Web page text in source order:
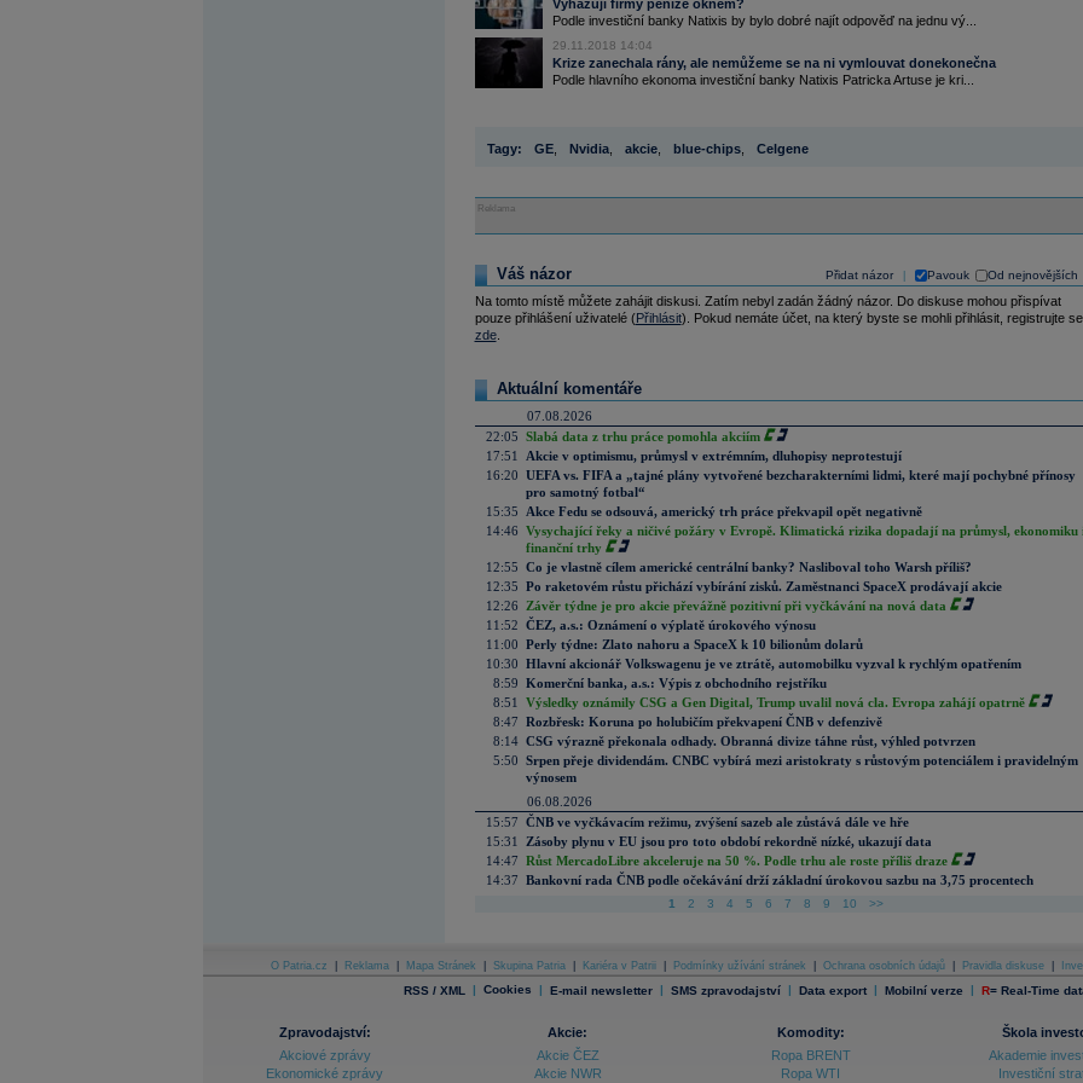
Vyhazují firmy peníze oknem?
Podle investiční banky Natixis by bylo dobré najít odpověď na jednu vý...
29.11.2018 14:04
Krize zanechala rány, ale nemůžeme se na ni vymlouvat donekonečna
Podle hlavního ekonoma investiční banky Natixis Patricka Artuse je kri...
Tagy: GE, Nvidia, akcie, blue-chips, Celgene
Reklama
Přidat názor Pavouk Od nejnovějších
Váš názor
Na tomto místě můžete zahájit diskusi. Zatím nebyl zadán žádný názor. Do diskuse mohou přispívat
pouze přihlášení uživatelé (Přihlásit). Pokud nemáte účet, na který byste se mohli přihlásit, registrujte se
zde.
Aktuální komentáře
07.08.2026
22:05 Slabá data z trhu práce pomohla akciím
17:51
Akcie v optimismu, průmysl v extrémním, dluhopisy neprotestují
16:20 UEFA vs. FIFA a „tajné plány vytvořené bezcharakterními lidmi, které mají pochybné přínosy
pro samotný fotbal“
15:35
Akce Fedu se odsouvá, americký trh práce překvapil opět negativně
14:46 Vysychající řeky a ničivé požáry v Evropě. Klimatická rizika dopadají na průmysl, ekonomiku
finanční trhy
12:55 Co je vlastně cílem americké centrální banky? Nasliboval toho Warsh příliš?
12:35 Po raketovém růstu přichází vybírání zisků. Zaměstnanci SpaceX prodávají akcie
12:26
Závěr týdne je pro akcie převážně pozitivní při vyčkávání na nová data
11:52 ČEZ, a.s.: Oznámení o výplatě úrokového výnosu
11:00 Perly týdne: Zlato nahoru a SpaceX k 10 bilionům dolarů
10:30 Hlavní akcionář Volkswagenu je ve ztrátě, automobilku vyzval k rychlým opatřením
8:59 Komerční banka, a.s.: Výpis z obchodního rejstříku
8:51
Výsledky oznámily CSG a Gen Digital, Trump uvalil nová cla. Evropa zahájí opatrně
8:47 Rozbřesk: Koruna po holubičím překvapení ČNB v defenzivě
8:14 CSG výrazně překonala odhady. Obranná divize táhne růst, výhled potvrzen
5:50 Srpen přeje dividendám. CNBC vybírá mezi aristokraty s růstovým potenciálem i pravidelným
výnosem
06.08.2026
15:57 ČNB ve vyčkávacím režimu, zvýšení sazeb ale zůstává dále ve hře
15:31
Zásoby plynu v EU jsou pro toto období rekordně nízké, ukazují data
14:47 Růst MercadoLibre akceleruje na 50 %. Podle trhu ale roste příliš draze
14:37 Bankovní rada ČNB podle očekávání drží základní úrokovou sazbu na 3,75 procentech
1 2 3 4 5 6 7 8 9 10 >>
O Patria.cz Reklama Mapa Stránek Skupina Patria Kariéra v Patrii Podmínky užívání stránek Ochrana osobních údajů Pravidla diskuse
RSS / XML | Cookies | E-mail newsletter | SMS zpravodajství | Data export | Mobilní verze | R= Real-Time
Zpravodajství:
Akciové zprávy
Ekonomické zprávy
Akcie:
Akcie ČEZ
Akcie NWR
Komodity:
Ropa BRENT
Ropa WTI
Škola
Akademie
Investiční